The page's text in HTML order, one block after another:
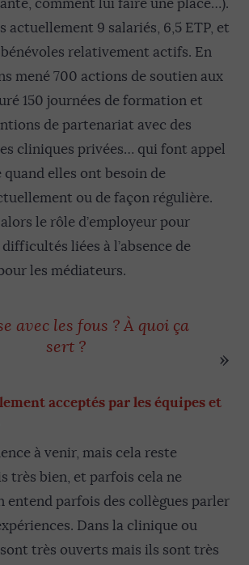
comment lui faire une place…).
actuellement 9 salariés, 6,5 ETP, et
relativement actifs. En
mené 700 actions de soutien aux
150 journées de formation et
de partenariat avec des
cliniques privées… qui font appel
elles ont besoin de
ou de façon régulière.
le rôle d’employeur pour
liées à l’absence de
les médiateurs.
avec les fous ? À quoi ça
sert ?
acceptés par les équipes et
à venir, mais cela reste
très bien, et parfois cela ne
entend parfois des collègues parler
Dans la clinique ou
très ouverts mais ils sont très